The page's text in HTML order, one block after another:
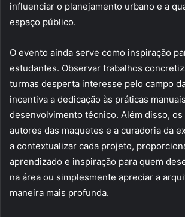
influenciar o planejamento urbano e a
espaço público.
O evento ainda serve como inspiração
estudantes. Observar trabalhos
turmas desperta interesse pelo campo
incentiva a dedicação às práticas
desenvolvimento técnico. Além disso,
autores das maquetes e a curadoria da
a contextualizar cada projeto,
aprendizado e inspiração para quem
na área ou simplesmente apreciar a
maneira mais profunda.